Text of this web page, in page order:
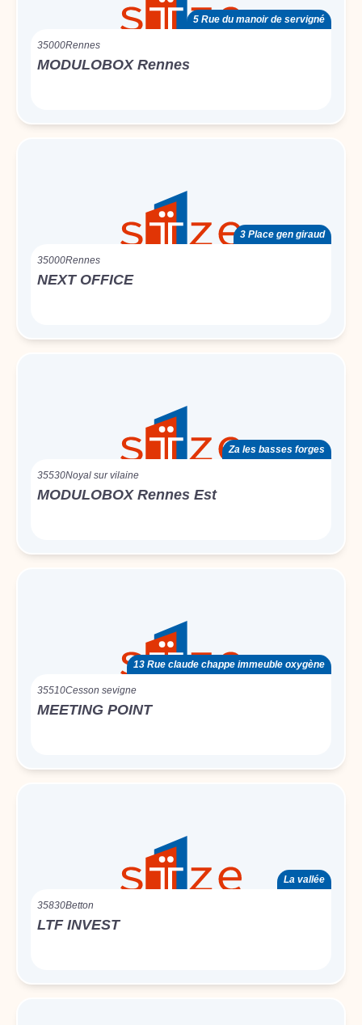
5 Rue du manoir de servigné
35000Rennes
MODULOBOX Rennes
3 Place gen giraud
35000Rennes
NEXT OFFICE
Za les basses forges
35530Noyal sur vilaine
MODULOBOX Rennes Est
13 Rue claude chappe immeuble oxygène
35510Cesson sevigne
MEETING POINT
La vallée
35830Betton
LTF INVEST